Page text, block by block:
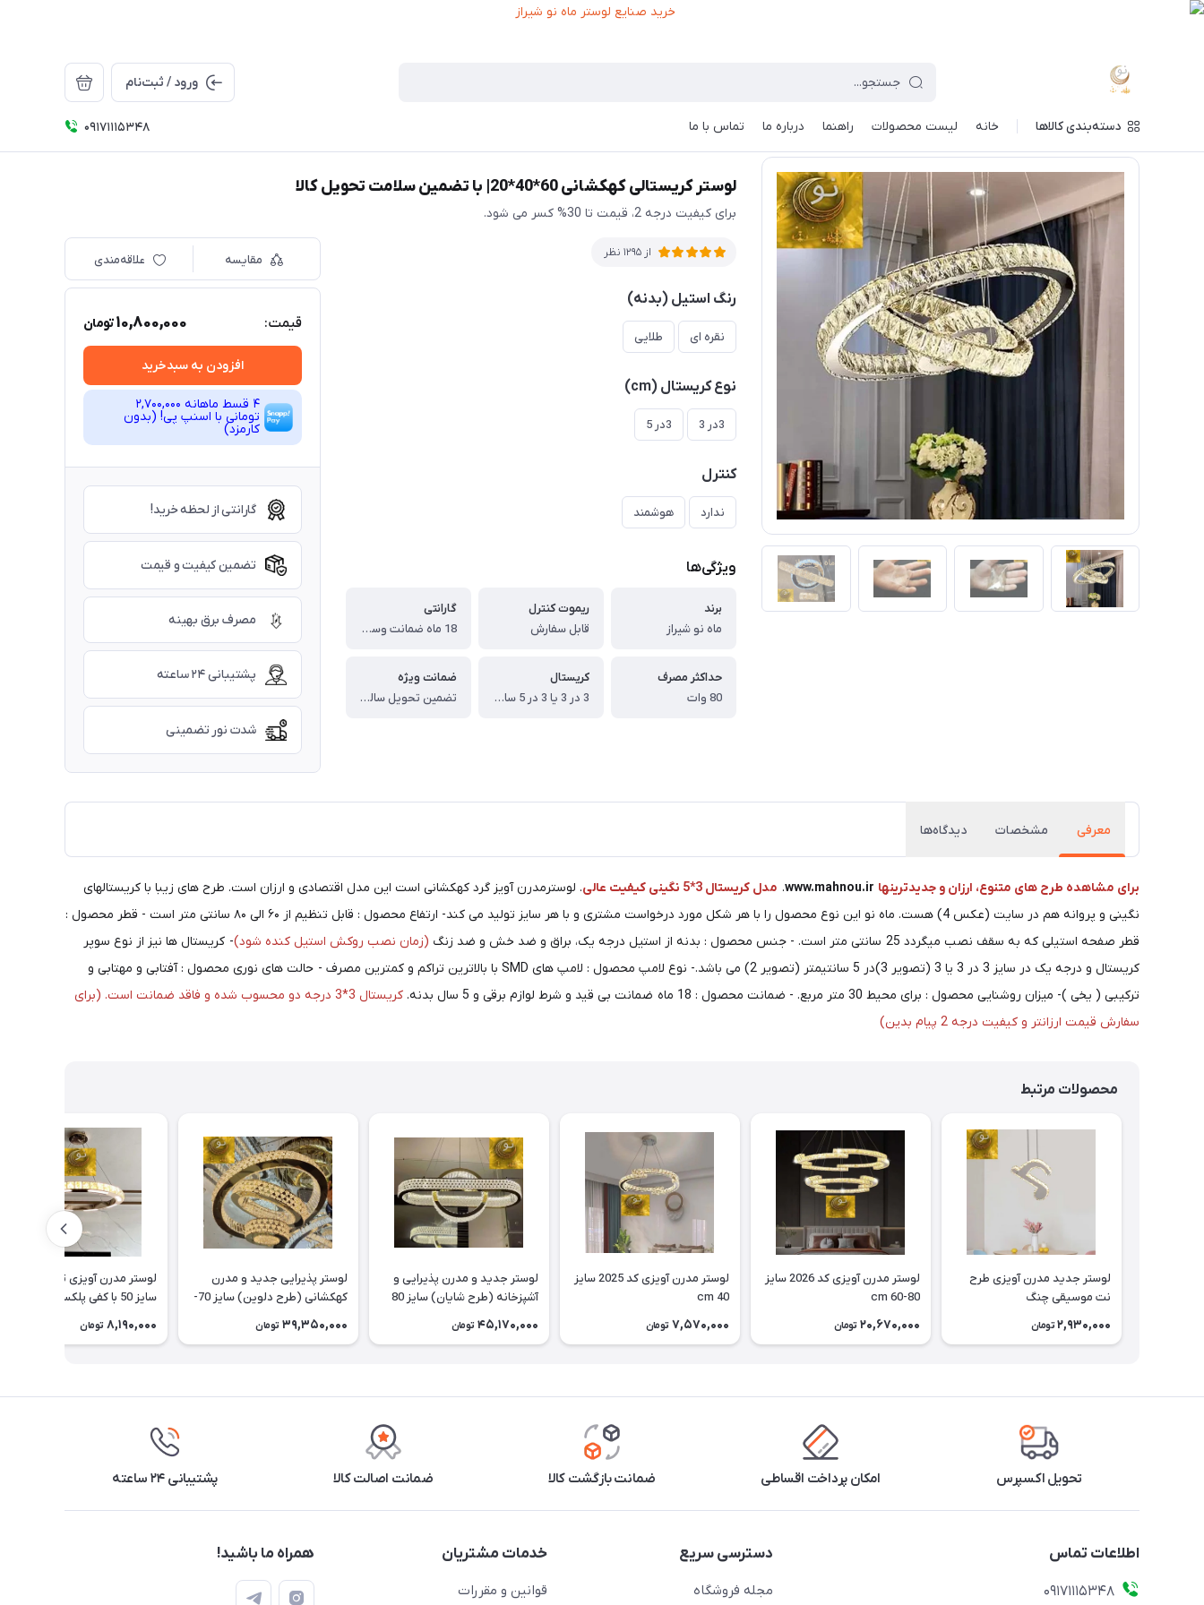
ورود / ثبت‌نام
دسته‌بندی کالاها خانه لیست محصولات راهنما درباره ما تماس با ما 09171115348 ماه نو / فهرست محصولات / لوستر کریستالی کهکشانی 60*40*20| با تضمین سلامت تحویل کالا
لوستر کریستالی کهکشانی 60*40*20| با تضمین سلامت تحویل کالا
برای کیفیت درجه 2، قیمت تا 30% کسر می شود.
از 1295 نظر
رنگ استیل (بدنه)
نقره ای طلایی
نوع کریستال (cm)
3در 3 3در 5
کنترل
ندارد هوشمند
ویژگی‌ها
برند
ماه نو شیراز
ریموت کنترل
قابل سفارش
گارانتی
18 ماه ضمانت وسایل برقی و 5 سال ضمانت بدنه برای کریستال 3*5
حداکثر مصرف
80 وات
کریستال
3 در 3 یا 3 در 5 سانتیمتری
ضمانت ویژه
تضمین تحویل سالم کالا برای کریستال 3*5
مقایسه علاقه‌مندی
قیمت: 10,800,000تومان
افزودن به سبدخرید
4 قسط ماهانه 2,700,000
تومانی با اسنپ ‌پی! (بدون
کارمزد)
گارانتی از لحظه خرید!
تضمین کیفیت و قیمت
مصرف برق بهینه
پشتیبانی ۲۴ ساعته
شدت نور تضمینی
معرفی مشخصات دیدگاه‌ها
برای مشاهده طرح های متنوع، ارزان و جدیدترینها www.mahnou.ir
. مدل کریستال 3*5 نگینی کیفیت عالی
. لوسترمدرن آویز گرد کهکشانی است این مدل اقتصادی و ارزان است. طرح های زیبا با کریستالهای
نگینی و پروانه هم در سایت (عکس 4) هست. ماه نو این نوع محصول را با هر شکل مورد درخواست مشتری و با هر سایز تولید می کند- ارتفاع محصول : قابل تنظیم از ۶۰ الی ۸۰ سانتی متر است - قطر محصول :
قطر صفحه استیلی که به سقف نصب میگردد 25 سانتی متر است. - جنس محصول : بدنه از استیل درجه یک، براق و ضد خش و ضد زنگ
(زمان نصب روکش استیل کنده شود)- کریستال ها نیز از نوع سوپر
کریستال و درجه یک در سایز 3 در 3 یا 3 (تصویر 3)در 5 سانتیمتر (تصویر 2) می باشد.- نوع لامپ محصول : لامپ های SMD با بالاترین تراکم و کمترین مصرف - حالت های نوری محصول : آفتابی و مهتابی و
ترکیبی ( یخی )- میزان روشنایی محصول : برای محیط 30 متر مربع. - ضمانت محصول : 18 ماه ضمانت بی قید و شرط لوازم برقی و 5 سال بدنه.
کریستال 3*3 درجه دو محسوب شده و فاقد ضمانت است. (برای
سفارش قیمت ارزانتر و کیفیت درجه 2 پیام بدین)
محصولات مرتبط
لوستر جدید مدرن آویزی طرح
نت موسیقی چنگ
2,930,000 تومان
لوستر مدرن آویزی کد 2026 سایز
cm 60-80
20,670,000 تومان
لوستر مدرن آویزی کد 2025 سایز
cm 40
7,570,000 تومان
لوستر جدید و مدرن پذیرایی و
آشپزخانه (طرح شایان) سایز 80
45,170,000 تومان
لوستر پذیرایی جدید و مدرن
کهکشانی (طرح دلوین) سایز 70-
39,350,000 تومان
لوستر مدرن آویزی تک حلقه گرد
سایز 50 با کفی پلکسی
8,190,000 تومان
تحویل اکسپرس امکان پرداخت اقساطی ضمانت بازگشت کالا ضمانت اصالت کالا پشتیبانی ۲۴ ساعته
اطلاعات تماس
09171115348
دسترسی سریع
مجله فروشگاه
خدمات مشتریان
قوانین و مقررات
همراه ما باشید!